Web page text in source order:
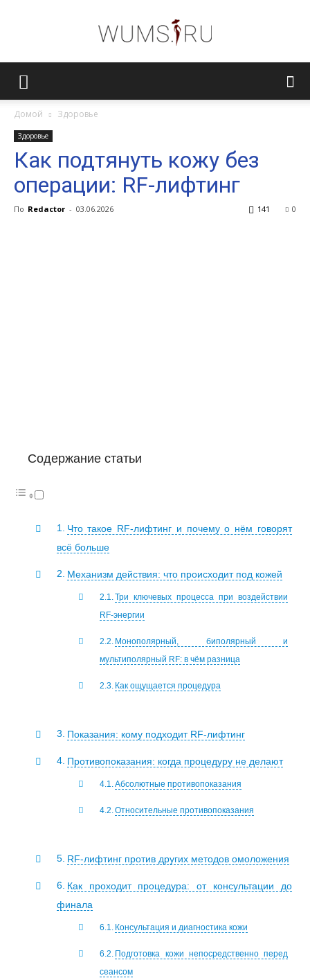
Домой Здоровье
Здоровье
Как подтянуть кожу без
операции: RF-лифтинг
По Redactor - 03.06.2026 0
141
Содержание статьи
Что такое RF-лифтинг и почему о нём говорят
всё больше
Механизм действия: что происходит под кожей
Три ключевых процесса при воздействии
RF-энергии
Монополярный, биполярный и
мультиполярный RF: в чём разница
Как ощущается процедура
Показания: кому подходит RF-лифтинг
Противопоказания: когда процедуру не делают
Абсолютные противопоказания
Относительные противопоказания
RF-лифтинг против других методов омоложения
Как проходит процедура: от консультации до
финала
Консультация и диагностика кожи
Подготовка кожи непосредственно перед
сеансом